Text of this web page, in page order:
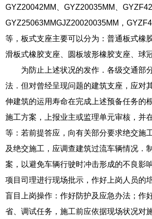
GYZ20042MM、GYZ20035MM、
GYZ25063MMGJZ20020035MM，
等，板式支座主要可以分为：普通板式橡
滑板式橡胶支座、圆板坡形橡胶支座、球
为防止上述状况的发作．各级交通部
法．但对曾经呈现问题的建筑支座，应对
伸建筑的运用寿命在完成上述预备任务的
施工方案，上报业主或监理单元审核，并
等：若前提答应，向有关部分要求绝交施
及绝交施工，应调查建筑过流车辆情况．
案，以避免车辆行驶时冲击形成的不良影
项目司理进行现场批示，作好上岗人员的
盲目上岗操作：作好防护及应急办法；作
省、调试任务，施工前应依据现场状况对